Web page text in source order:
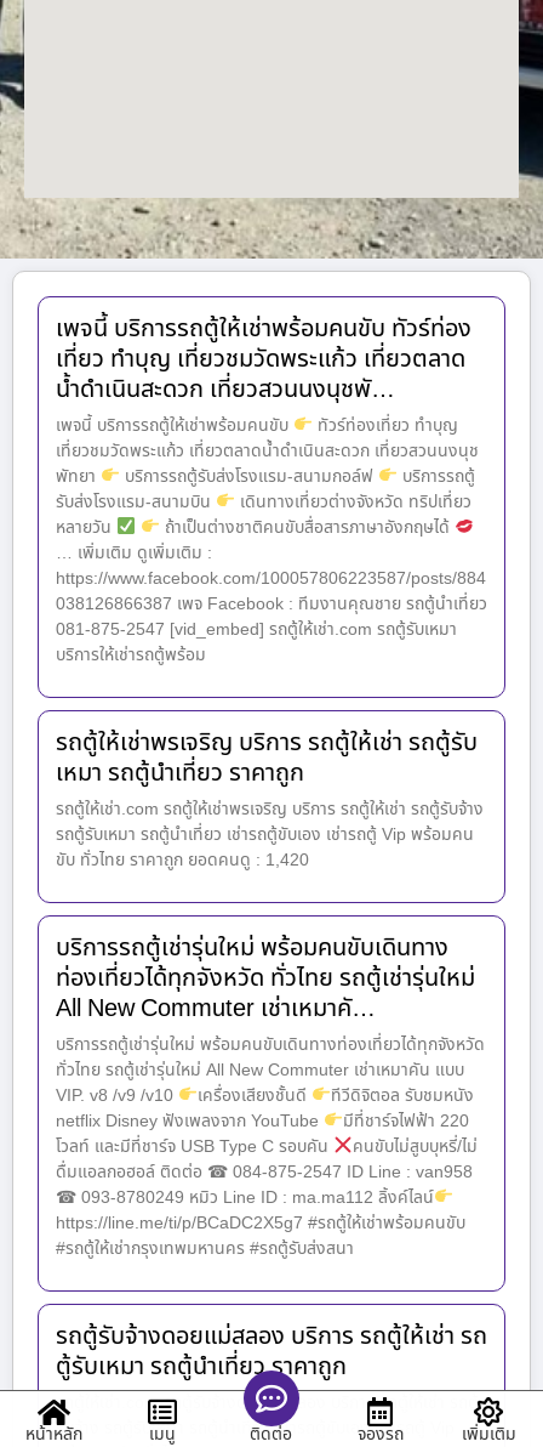
เพจนี้ บริการรถตู้ให้เช่าพร้อมคนขับ ทัวร์ท่อง
เที่ยว ทำบุญ เที่ยวชมวัดพระแก้ว เที่ยวตลาด
น้ำดำเนินสะดวก เที่ยวสวนนงนุชพั…
เพจนี้ บริการรถตู้ให้เช่าพร้อมคนขับ
ทัวร์ท่องเที่ยว ทำบุญ
เที่ยวชมวัดพระแก้ว เที่ยวตลาดน้ำดำเนินสะดวก เที่ยวสวนนงนุช
พัทยา
บริการรถตู้รับส่งโรงแรม-สนามกอล์ฟ
บริการรถตู้
รับส่งโรงแรม-สนามบิน
เดินทางเที่ยวต่างจังหวัด ทริปเที่ยว
หลายวัน
ถ้าเป็นต่างชาติคนขับสื่อสารภาษาอังกฤษได้
… เพิ่มเติม ดูเพิ่มเติม :
https://www.facebook.com/100057806223587/posts/884
038126866387 เพจ Facebook : ทีมงานคุณชาย รถตู้นำเที่ยว
081-875-2547 [vid_embed] รถตู้ให้เช่า.com รถตู้รับเหมา
บริการให้เช่ารถตู้พร้อม
รถตู้ให้เช่าพรเจริญ บริการ รถตู้ให้เช่า รถตู้รับ
เหมา รถตู้นำเที่ยว ราคาถูก
รถตู้ให้เช่า.com รถตู้ให้เช่าพรเจริญ บริการ รถตู้ให้เช่า รถตู้รับจ้าง
รถตู้รับเหมา รถตู้นำเที่ยว เช่ารถตู้ขับเอง เช่ารถตู้ Vip พร้อมคน
ขับ ทั่วไทย ราคาถูก ยอดคนดู : 1,420
บริการรถตู้เช่ารุ่นใหม่ พร้อมคนขับเดินทาง
ท่องเที่ยวได้ทุกจังหวัด ทั่วไทย รถตู้เช่ารุ่นใหม่
All New Commuter เช่าเหมาคั…
บริการรถตู้เช่ารุ่นใหม่ พร้อมคนขับเดินทางท่องเที่ยวได้ทุกจังหวัด
ทั่วไทย รถตู้เช่ารุ่นใหม่ All New Commuter เช่าเหมาคัน แบบ
VIP. v8 /v9 /v10
เครื่องเสียงชั้นดี
ทีวีดิจิตอล รับชมหนัง
netflix Disney ฟังเพลงจาก YouTube
มีที่ชาร์จไฟฟ้า 220
โวลท์ และมีที่ชาร์จ USB Type C รอบคัน
คนขับไม่สูบบุหรี่/ไม่
ดื่มแอลกอฮอล์ ติดต่อ ☎ 084-875-2547 ID Line : van958
☎ 093-8780249 หมิว Line ID : ma.ma112 ลิ้งค์ไลน์
https://line.me/ti/p/BCaDC2X5g7 #รถตู้ให้เช่าพร้อมคนขับ
#รถตู้ให้เช่ากรุงเทพมหานคร #รถตู้รับส่งสนา
รถตู้รับจ้างดอยแม่สลอง บริการ รถตู้ให้เช่า รถ
ตู้รับเหมา รถตู้นำเที่ยว ราคาถูก
รถตู้ให้เช่า.com รถตู้รับจ้างดอยแม่สลอง บริการ รถตู้ให้เช่า รถตู้
รับจ้าง รถตู้รับเหมา รถตู้นำเที่ยว เช่ารถตู้ขับเอง เช่ารถตู้ Vip
หน้าหลัก เมนู ติดต่อ จองรถ เพิ่มเติม